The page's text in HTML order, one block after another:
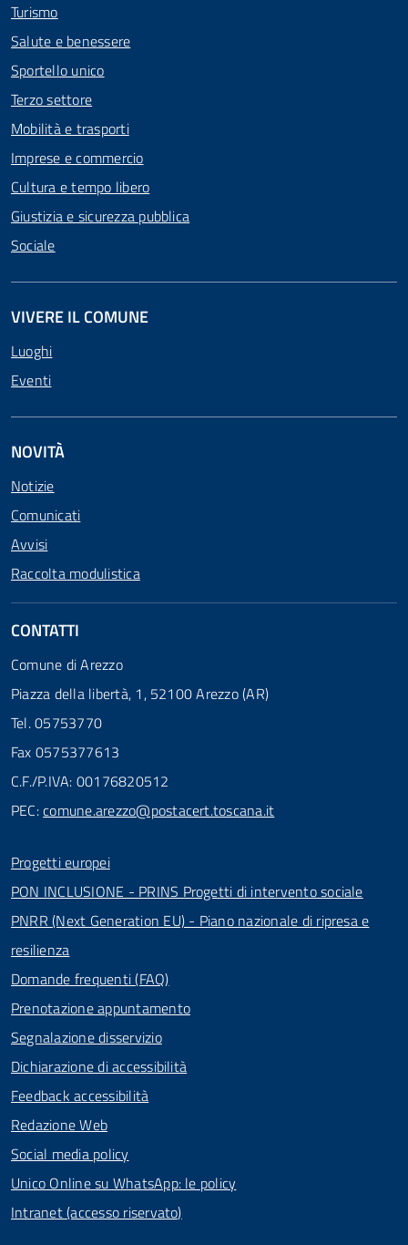
Turismo
Salute e benessere
Sportello unico
Terzo settore
Mobilità e trasporti
Imprese e commercio
Cultura e tempo libero
Giustizia e sicurezza pubblica
Sociale
VIVERE IL COMUNE
Luoghi
Eventi
NOVITÀ
Notizie
Comunicati
Avvisi
Raccolta modulistica
CONTATTI
Comune di Arezzo
Piazza della libertà, 1, 52100 Arezzo (AR)
Tel. 05753770
Fax 0575377613
C.F./P.IVA: 00176820512
PEC:comune.arezzo@postacert.toscana.it
Progetti europei
PON INCLUSIONE - PRINS Progetti di intervento sociale
PNRR (Next Generation EU) - Piano nazionale di ripresa e
resilienza
Domande frequenti (FAQ)
Prenotazione appuntamento
Segnalazione disservizio
Dichiarazione di accessibilità
Feedback accessibilità
Redazione Web
Social media policy
Unico Online su WhatsApp: le policy
Intranet (accesso riservato)